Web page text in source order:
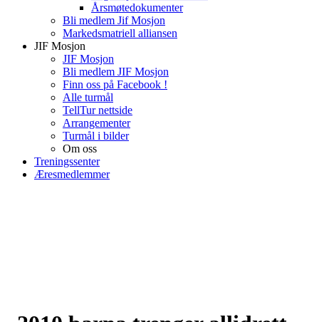
Årsmøtedokumenter
Bli medlem Jif Mosjon
Markedsmatriell alliansen
JIF Mosjon
JIF Mosjon
Bli medlem JIF Mosjon
Finn oss på Facebook !
Alle turmål
TellTur nettside
Arrangementer
Turmål i bilder
Om oss
Treningssenter
Æresmedlemmer